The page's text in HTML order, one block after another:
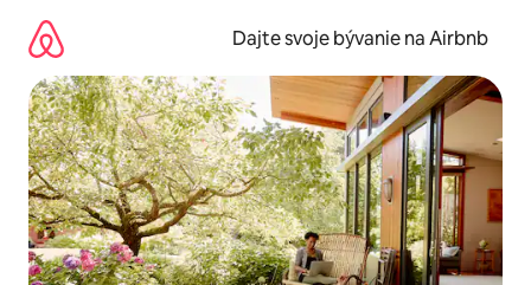
obsah.
Dajte svoje bývanie na Airbnb